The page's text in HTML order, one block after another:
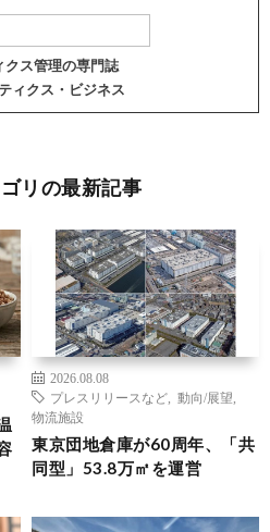
クス管理の専門誌
ィクス・ビジネス
リの最新記事
2026.08.08
プレスリリースなど
動向/展望
物流施設
東京団地倉庫が60周年、「共
同型」53.8万㎡を運営